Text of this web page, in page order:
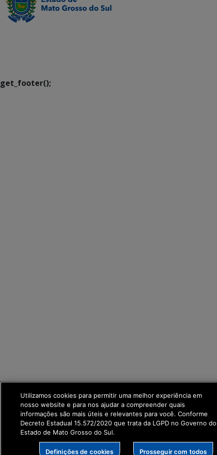
get_footer();
Utilizamos cookies para permitir uma melhor experiência em
nosso website e para nos ajudar a compreender quais
informações são mais úteis e relevantes para você. Conforme
Decreto Estadual 15.572/2020 que trata da LGPD no Governo do
Estado de Mato Grosso do Sul.
Definições de cookies Prosseguir com todos